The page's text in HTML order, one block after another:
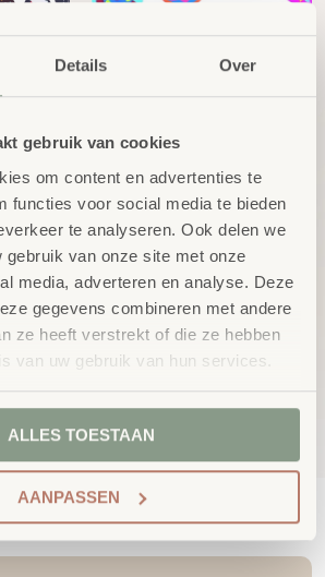
Details Over
gebruik van cookies
om content en advertenties te
functies voor social media te bieden
te analyseren. Ook delen we
gebruik van onze site met onze
media, adverteren en analyse. Deze
gegevens combineren met andere
ze heeft verstrekt of die ze hebben
van uw gebruik van hun services.
ALLES TOESTAAN
AANPASSEN
cm
Kleurrijke houten Jojo's
BTW